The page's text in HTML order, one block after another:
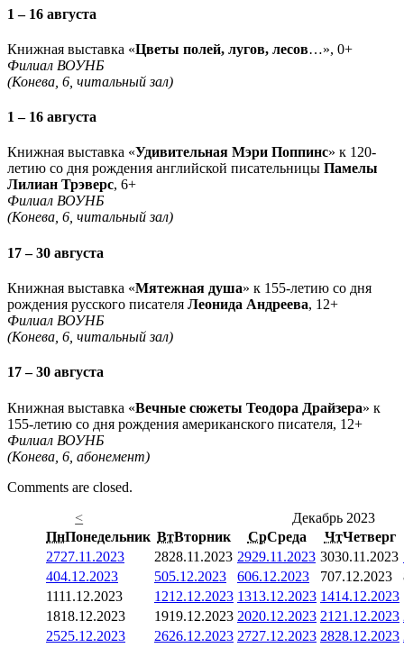
1 – 16 августа
Книжная выставка «Цветы полей, лугов, лесов…», 0+
Филиал ВОУНБ
(Конева, 6, читальный зал)
1 – 16 августа
Книжная выставка «Удивительная Мэри Поппинс» к 120-
летию со дня рождения английской писательницы Памелы
Лилиан Трэверс, 6+
Филиал ВОУНБ
(Конева, 6, читальный зал)
17 – 30 августа
Книжная выставка «Мятежная душа» к 155-летию со дня
рождения русского писателя Леонида Андреева, 12+
Филиал ВОУНБ
(Конева, 6, читальный зал)
17 – 30 августа
Книжная выставка «Вечные сюжеты Теодора Драйзера» к
155-летию со дня рождения американского писателя, 12+
Филиал ВОУНБ
(Конева, 6, абонемент)
Comments are closed.
<
Декабрь 2023
ПнПонедельник ВтВторник СрСреда ЧтЧетверг
2727.11.2023 2828.11.2023 2929.11.2023 3030.11.2023
404.12.2023 505.12.2023 606.12.2023 707.12.2023
1111.12.2023 1212.12.2023 1313.12.2023 1414.12.2023
1818.12.2023 1919.12.2023 2020.12.2023 21 21.12.2023
2525.12.2023 2626.12.2023 2727.12.2023 2828.12.2023